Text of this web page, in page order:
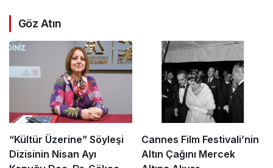
Göz Atın
“Kültür Üzerine” Söyleşi
Dizisinin Nisan Ayı
Cannes Film Festivali’nin
Altın Çağını Mercek